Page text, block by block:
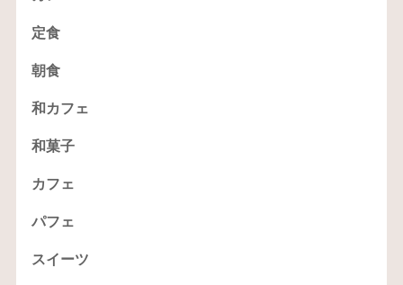
定食
朝食
和カフェ
和菓子
カフェ
パフェ
スイーツ